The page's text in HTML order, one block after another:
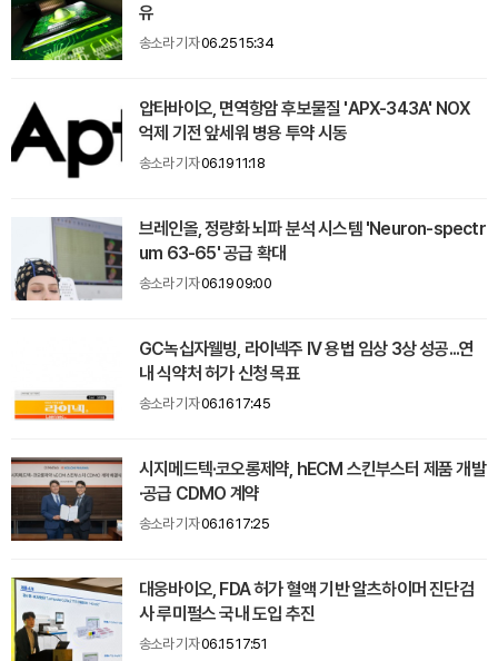
유
송소라 기자06.25 15:34
압타바이오, 면역항암 후보물질 'APX-343A' NOX
억제 기전 앞세워 병용 투약 시동
송소라 기자06.19 11:18
브레인올, 정량화 뇌파 분석 시스템 'Neuron-spectr
um 63-65' 공급 확대
송소라 기자06.19 09:00
GC녹십자웰빙, 라이넥주 IV 용법 임상 3상 성공...연
내 식약처 허가 신청 목표
송소라 기자06.16 17:45
시지메드텍·코오롱제약, hECM 스킨부스터 제품 개발
·공급 CDMO 계약
송소라 기자06.16 17:25
대웅바이오, FDA 허가 혈액 기반 알츠하이머 진단검
사 루미펄스 국내 도입 추진
송소라 기자06.15 17:51